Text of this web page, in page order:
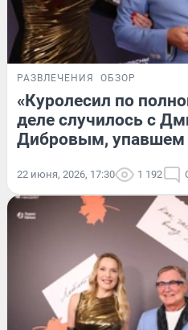
РАЗВЛЕЧЕНИЯ ОБЗОР
«Куролесил по
деле случилось с
Дибровым, упавшем
22 июня, 2026, 17:30 1 192